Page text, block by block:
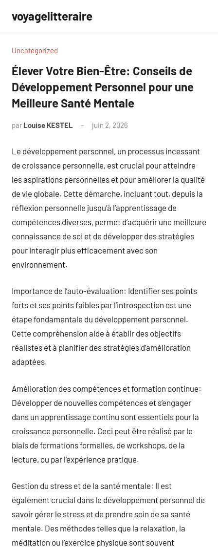
contenu
voyagelitteraire
Uncategorized
Élever Votre Bien-Être: Conseils de
Développement Personnel pour une
Meilleure Santé Mentale
par Louise KESTEL juin 2, 2026
Le développement personnel, un processus incessant
de croissance personnelle, est crucial pour atteindre
les aspirations personnelles et pour améliorer la qualité
de vie globale. Cette démarche, incluant tout, depuis la
réflexion personnelle jusqu’à l’apprentissage de
compétences diverses, permet d’acquérir une meilleure
connaissance de soi et de développer des stratégies
pour interagir plus efficacement avec son
environnement.
Importance de l’auto-évaluation: Identifier ses points
forts et ses points faibles par l’introspection est une
étape fondamentale du développement personnel.
Cette compréhension aide à établir des objectifs
réalistes et à planifier des stratégies d’amélioration
adaptées.
Amélioration des compétences et formation continue:
Développer de nouvelles compétences et s’engager
dans un apprentissage continu sont essentiels pour la
croissance personnelle. Ceci peut être réalisé par le
biais de formations formelles, de workshops, de la
lecture, ou par l’expérience pratique.
Gestion du stress et de la santé mentale: Il est
également crucial dans le développement personnel de
savoir gérer le stress et de prendre soin de sa santé
mentale. Des méthodes telles que la relaxation, la
méditation ou l’exercice physique sont souvent